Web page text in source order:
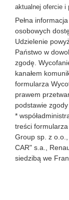
aktualnej ofercie i
Pełna
osobowych
Udzielenie
Państwo w
zgodę.
kanałem
formularza
prawem
podstawie
*
treści
Group sp. z
CAR" s.a.,
siedzibą we